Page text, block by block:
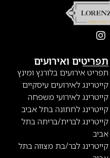
תפריטים ואירועים
תפריט אירועים בלורנץ ומינץ
קייטרינג לאירועים עיסקיים
קייטרינג לאירועי משפחה
קייטרינג לחתונה בתל אביב
קייטרינג לברית/בריתה בתל
אביב
קייטרינג לבר/בת מצווה בתל